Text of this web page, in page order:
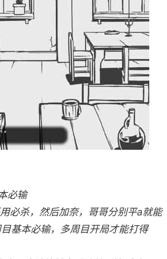
必输
必杀，然后加奈，哥哥分别平a就能
基本必输，多周目开局才能打得